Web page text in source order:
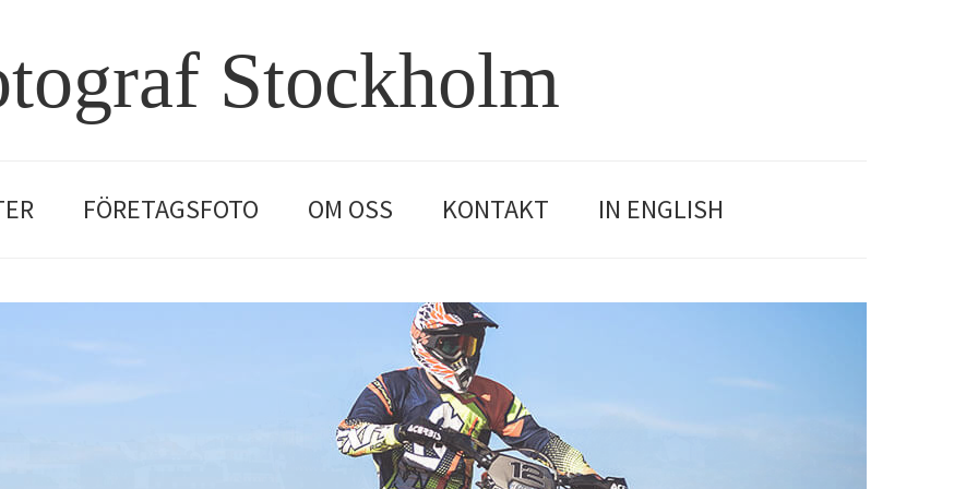
Stockholm
FÖRETAGSFOTO OM OSS KONTAKT IN ENGLISH